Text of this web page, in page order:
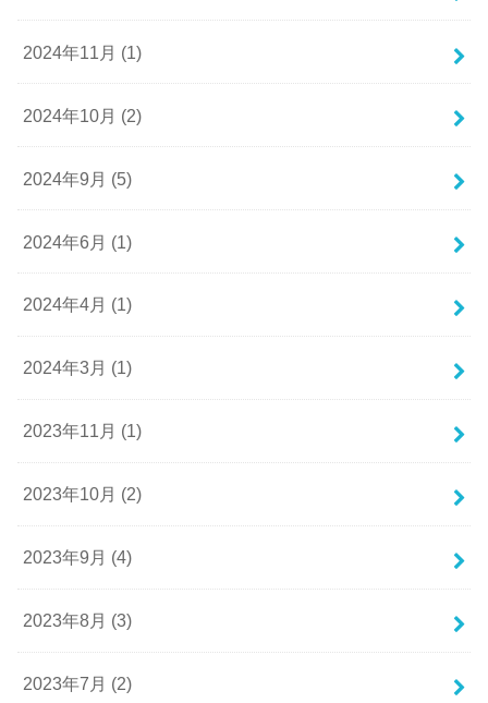
2024年11月 (1)
2024年10月 (2)
2024年9月 (5)
2024年6月 (1)
2024年4月 (1)
2024年3月 (1)
2023年11月 (1)
2023年10月 (2)
2023年9月 (4)
2023年8月 (3)
2023年7月 (2)